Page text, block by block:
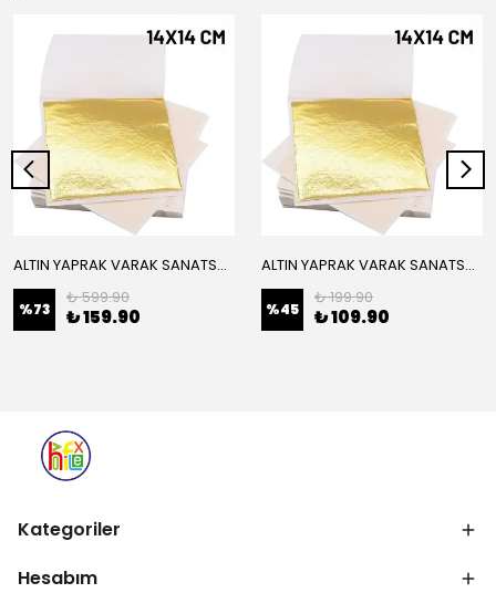
ALTIN YAPRAK VARAK SANATSAL BÜYÜK BOY FOLYO EPOKSİ REÇİNE NAİL ART 16 ADET 14X14 CM ALTIN RENK
%73
₺ 599.90
₺ 159.90
ALTIN YAPRAK VARAK SANATSAL BÜYÜK BOY FOLYO EPOKSİ REÇİNE NAİL ART 8 ADET ALTIN RENK 14X14 CM
%45
₺ 199.90
₺ 109.90
Kategoriler
Hesabım